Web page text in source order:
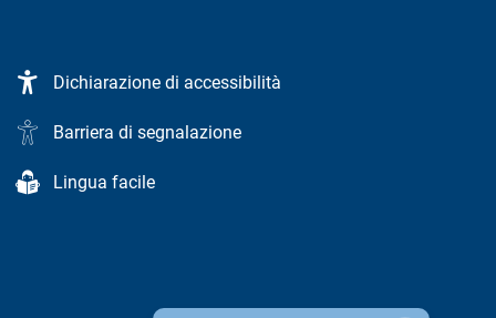
Dichiarazione di accessibilità
Barriera di segnalazione
Lingua facile